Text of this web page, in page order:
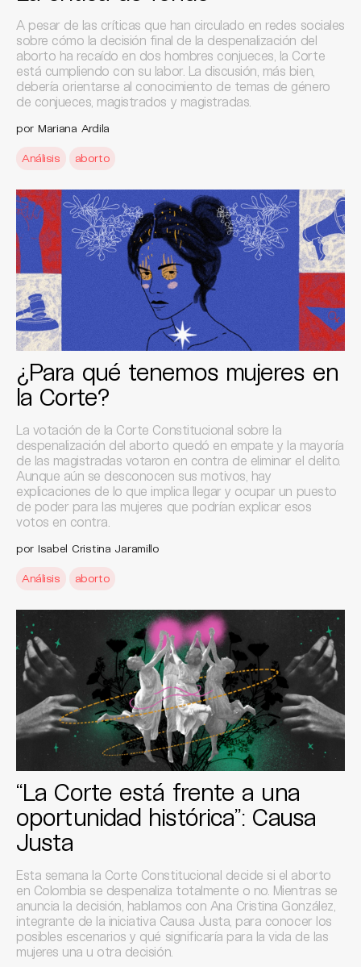
A pesar de las críticas que han circulado en redes sociales
sobre cómo la decisión final de la despenalización del
aborto ha recaído en dos hombres conjueces, la Corte
está cumpliendo con su labor. La discusión, más bien,
debería orientarse al conocimiento de temas de género
de conjueces, magistrados y magistradas.
por Mariana Ardila
Análisis aborto
¿Para qué tenemos mujeres en
la Corte?
La votación de la Corte Constitucional sobre la
despenalización del aborto quedó en empate y la mayoría
de las magistradas votaron en contra de eliminar el delito.
Aunque aún se desconocen sus motivos, hay
explicaciones de lo que implica llegar y ocupar un puesto
de poder para las mujeres que podrían explicar esos
votos en contra.
por Isabel Cristina Jaramillo
Análisis aborto
“La Corte está frente a una
oportunidad histórica”: Causa
Justa
Esta semana la Corte Constitucional decide si el aborto
en Colombia se despenaliza totalmente o no. Mientras se
anuncia la decisión, hablamos con Ana Cristina González,
integrante de la iniciativa Causa Justa, para conocer los
posibles escenarios y qué significaría para la vida de las
mujeres una u otra decisión.